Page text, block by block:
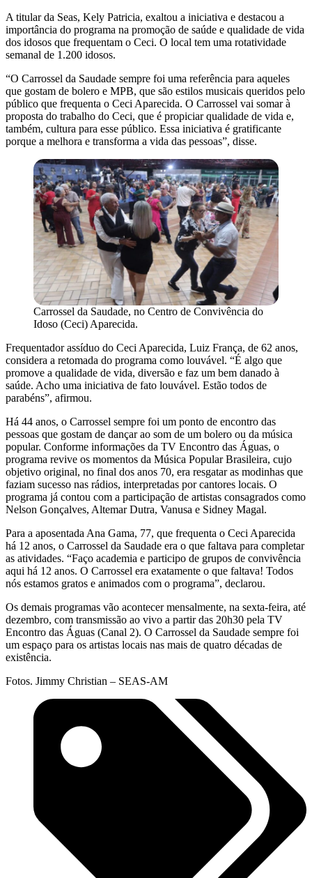
A titular da Seas, Kely Patricia, exaltou a iniciativa e destacou a
importância do programa na promoção de saúde e qualidade de vida
dos idosos que frequentam o Ceci. O local tem uma rotatividade
semanal de 1.200 idosos.
“O Carrossel da Saudade sempre foi uma referência para aqueles
que gostam de bolero e MPB, que são estilos musicais queridos pelo
público que frequenta o Ceci Aparecida. O Carrossel vai somar à
proposta do trabalho do Ceci, que é propiciar qualidade de vida e,
também, cultura para esse público. Essa iniciativa é gratificante
porque a melhora e transforma a vida das pessoas”, disse.
Carrossel da Saudade, no Centro de Convivência do
Idoso (Ceci) Aparecida.
Frequentador assíduo do Ceci Aparecida, Luiz França, de 62 anos,
considera a retomada do programa como louvável. “É algo que
promove a qualidade de vida, diversão e faz um bem danado à
saúde. Acho uma iniciativa de fato louvável. Estão todos de
parabéns”, afirmou.
Há 44 anos, o Carrossel sempre foi um ponto de encontro das
pessoas que gostam de dançar ao som de um bolero ou da música
popular. Conforme informações da TV Encontro das Águas, o
programa revive os momentos da Música Popular Brasileira, cujo
objetivo original, no final dos anos 70, era resgatar as modinhas que
faziam sucesso nas rádios, interpretadas por cantores locais. O
programa já contou com a participação de artistas consagrados como
Nelson Gonçalves, Altemar Dutra, Vanusa e Sidney Magal.
Para a aposentada Ana Gama, 77, que frequenta o Ceci Aparecida
há 12 anos, o Carrossel da Saudade era o que faltava para completar
as atividades. “Faço academia e participo de grupos de convivência
aqui há 12 anos. O Carrossel era exatamente o que faltava! Todos
nós estamos gratos e animados com o programa”, declarou.
Os demais programas vão acontecer mensalmente, na sexta-feira, até
dezembro, com transmissão ao vivo a partir das 20h30 pela TV
Encontro das Águas (Canal 2). O Carrossel da Saudade sempre foi
um espaço para os artistas locais nas mais de quatro décadas de
existência.
Fotos. Jimmy Christian – SEAS-AM